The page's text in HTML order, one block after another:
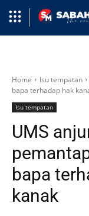
Home Isu tempatan
bapa terhadap hak
Isu tempatan
UMS
bapa
kanak